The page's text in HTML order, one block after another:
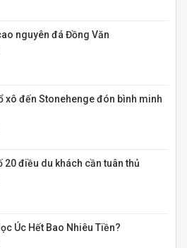
nguyên đá Đồng Văn
xô đến Stonehenge đón bình minh
20 điều du khách cần tuân thủ
Úc Hết Bao Nhiêu Tiền?